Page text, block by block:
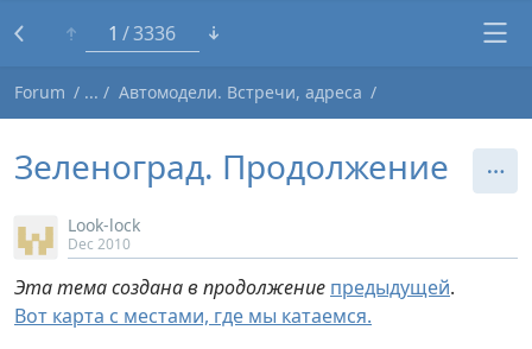
1 3336
Forum Автомодели. Встречи, адреса
Зеленоград. Продолжение
Look-lock
Dec 2010
Эта тема создана в продолжение предыдущей.
Вот карта с местами, где мы катаемся.